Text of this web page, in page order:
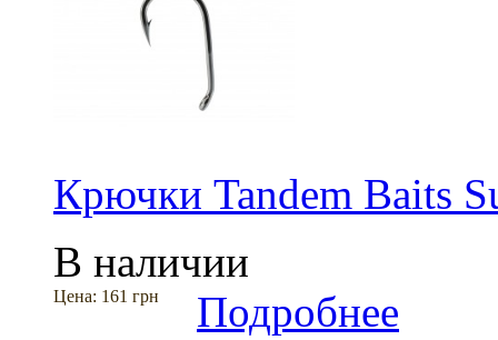
Крючки Tandem Baits
В наличии
Цена: 161 грн Подробнее